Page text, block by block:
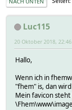
Luc115
20 Oktober 2018,
Hallo,
Wenn ich in
"fhem" is, dan
Mein favicon